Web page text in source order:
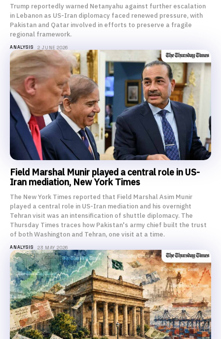
Trump reportedly warned Netanyahu against further escalation
in Lebanon as US-Iran diplomacy faced renewed pressure, with
Pakistan and Qatar involved in efforts to preserve a fragile
regional framework.
ANALYSIS 2 JUNE 2026
Field Marshal Munir played a central role in US-
Iran mediation, New York Times
The New York Times reported that Field Marshal Asim Munir
played a central role in US-Iran mediation and his overnight
Tehran visit was an intensification of shuttle diplomacy. The
Thursday Times traces how Pakistan's army chief built the trust
of both Washington and Tehran, one visit at a time.
ANALYSIS 23 MAY 2026